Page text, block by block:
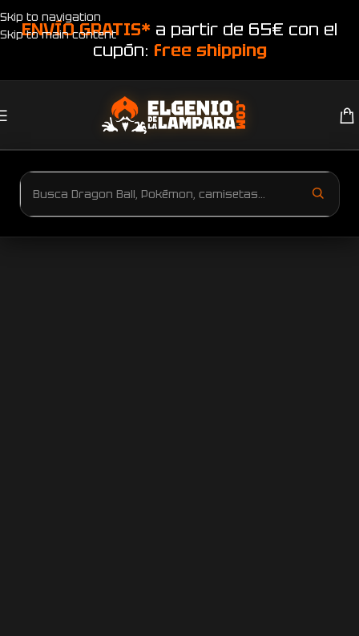
Skip to navigation
Skip to main content
ENVÍO GRATIS* a partir de 65€ con el
cupón: free shipping